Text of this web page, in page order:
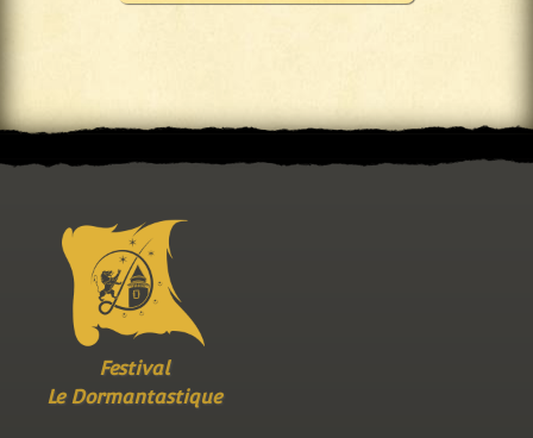
Festival
Le Dormantastique